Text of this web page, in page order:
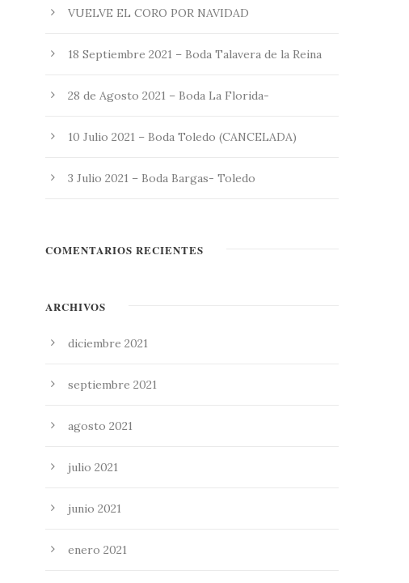
VUELVE EL CORO POR NAVIDAD
18 Septiembre 2021 – Boda Talavera de la Reina
28 de Agosto 2021 – Boda La Florida-
10 Julio 2021 – Boda Toledo (CANCELADA)
3 Julio 2021 – Boda Bargas- Toledo
COMENTARIOS RECIENTES
ARCHIVOS
diciembre 2021
septiembre 2021
agosto 2021
julio 2021
junio 2021
enero 2021